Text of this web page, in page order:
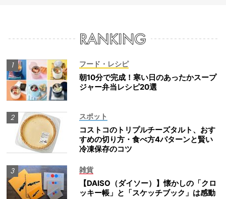
フード・レシピ
朝10分で完成！寒い日のあったかスープ
ジャー弁当レシピ20選
スポット
コストコのトリプルチーズタルト、おす
すめの切り方・食べ方4パターンと賢い
冷凍保存のコツ
雑貨
【DAISO（ダイソー）】懐かしの「クロ
ッキー帳」と「スケッチブック」は感動